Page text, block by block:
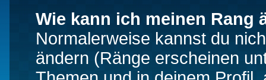
Wie kann ich meinen Rang
Normalerweise kannst du
ändern (Ränge erscheinen